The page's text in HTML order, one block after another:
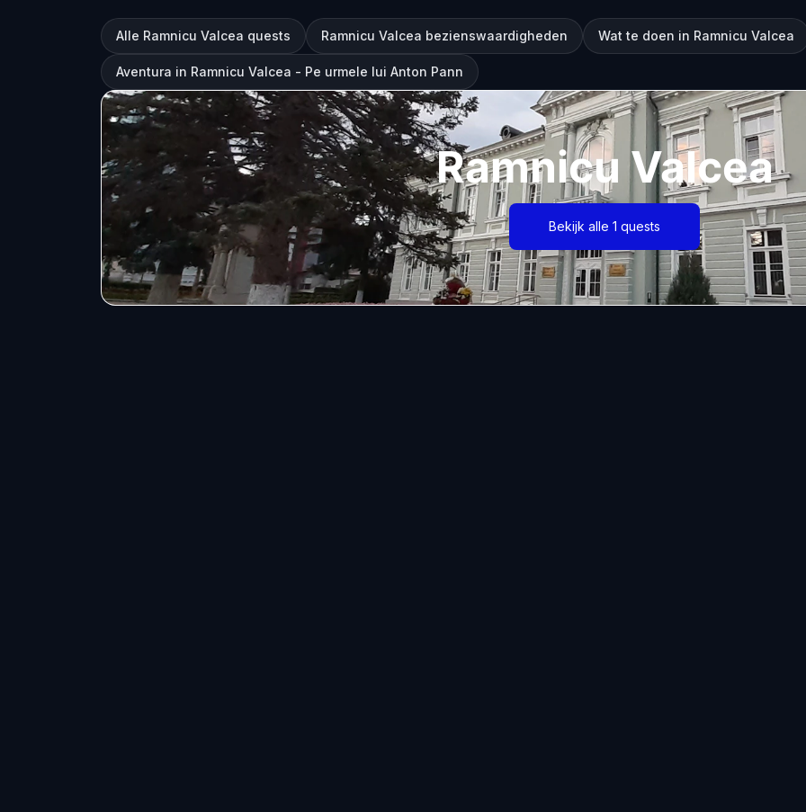
Alle Ramnicu Valcea quests Ramnicu Valcea bezienswaardigheden Wat te doen in Ramnicu Valcea
Aventura in Ramnicu Valcea - Pe urmele lui Anton Pann
Ramnicu Valcea
Bekijk alle 1 quests